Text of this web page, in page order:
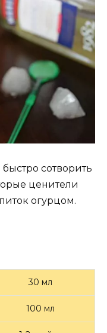
сотворить
ценители
огурцом.
30 мл
100 мл